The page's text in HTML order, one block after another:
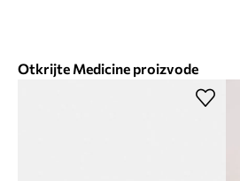
Otkrijte Medicine proizvode